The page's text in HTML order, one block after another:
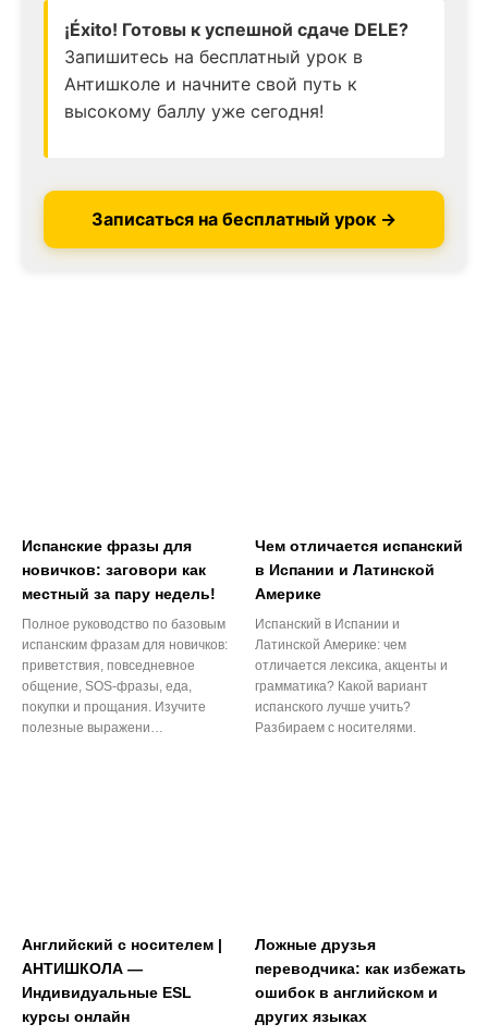
¡Éxito! Готовы к успешной сдаче DELE?
Запишитесь на бесплатный урок в
Антишколе и начните свой путь к
высокому баллу уже сегодня!
Записаться на бесплатный урок →
Испанские фразы для
новичков: заговори как
местный за пару недель!
Полное руководство по базовым
испанским фразам для новичков:
приветствия, повседневное
общение, SOS-фразы, еда,
покупки и прощания. Изучите
полезные выражени…
Чем отличается испанский
в Испании и Латинской
Америке
Испанский в Испании и
Латинской Америке: чем
отличается лексика, акценты и
грамматика? Какой вариант
испанского лучше учить?
Разбираем с носителями.
Английский с носителем |
АНТИШКОЛА —
Индивидуальные ESL
курсы онлайн
Ложные друзья
переводчика: как избежать
ошибок в английском и
других языках